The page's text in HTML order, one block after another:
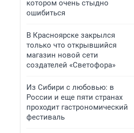
котором очень стыдно
ошибиться
В Красноярске закрылся
только что открывшийся
магазин новой сети
создателей «Светофора»
Из Сибири с любовью: в
России и еще пяти странах
проходит гастрономический
фестиваль